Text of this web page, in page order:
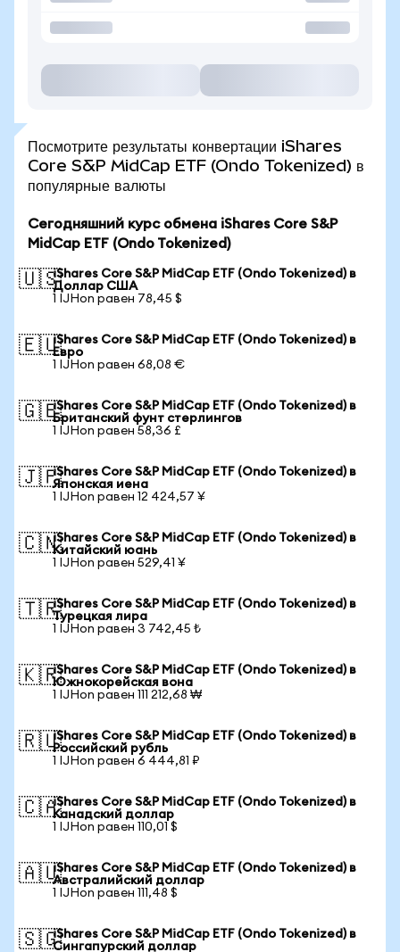
Посмотрите результаты конвертации iShares
Core S&P MidCap ETF (Ondo Tokenized) в
популярные валюты
Сегодняшний курс обмена iShares Core S&P
MidCap ETF (Ondo Tokenized)
🇺🇸iShares Core S&P MidCap ETF (Ondo Tokenized) в
Доллар США
1 IJHon равен 78,45 $
🇪🇺iShares Core S&P MidCap ETF (Ondo Tokenized) в
Евро
1 IJHon равен 68,08 €
🇬🇧iShares Core S&P MidCap ETF (Ondo Tokenized) в
Британский фунт стерлингов
1 IJHon равен 58,36 £
🇯🇵iShares Core S&P MidCap ETF (Ondo Tokenized) в
Японская иена
1 IJHon равен 12 424,57 ¥
🇨🇳iShares Core S&P MidCap ETF (Ondo Tokenized) в
Китайский юань
1 IJHon равен 529,41 ¥
🇹🇷iShares Core S&P MidCap ETF (Ondo Tokenized) в
Турецкая лира
1 IJHon равен 3 742,45 ₺
🇰🇷iShares Core S&P MidCap ETF (Ondo Tokenized) в
Южнокорейская вона
1 IJHon равен 111 212,68 ₩
🇷🇺iShares Core S&P MidCap ETF (Ondo Tokenized) в
Российский рубль
1 IJHon равен 6 444,81 ₽
🇨🇦iShares Core S&P MidCap ETF (Ondo Tokenized) в
Канадский доллар
1 IJHon равен 110,01 $
🇦🇺iShares Core S&P MidCap ETF (Ondo Tokenized) в
Австралийский доллар
1 IJHon равен 111,48 $
🇸🇬iShares Core S&P MidCap ETF (Ondo Tokenized) в
Сингапурский доллар